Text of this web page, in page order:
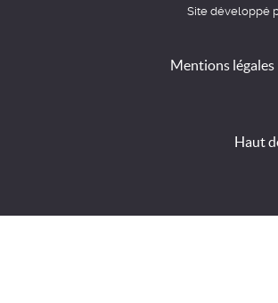
Site développé
Mentions légales
Haut